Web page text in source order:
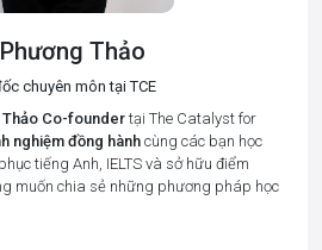
Thảo
chuyên môn tại TCE
Co-foundertại The Catalyst for
nghiệm đồng hànhcùng các bạn học
tiếng Anh, IELTS và sở hữu điểm
muốn chia sẻ những phương pháp học